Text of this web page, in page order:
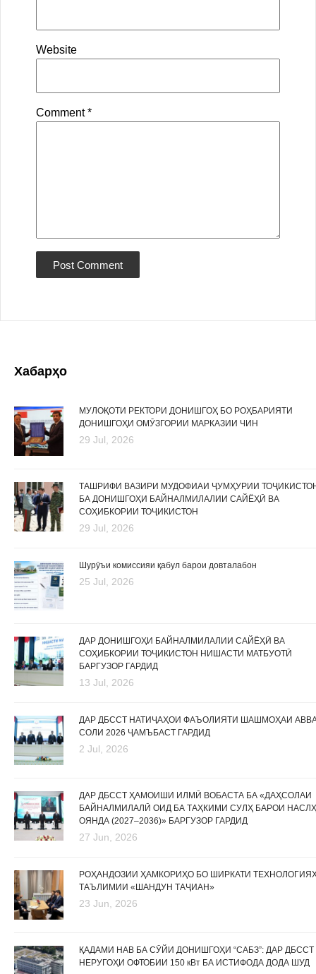
Website
Comment*
Хабарҳо
МУЛОҚОТИ РЕКТОРИ ДОНИШГОҲ БО РОҲБАРИЯТИ
ДОНИШГОҲИ ОМӮЗГОРИИ МАРКАЗИИ ЧИН
29 Jul, 2026
ТАШРИФИ ВАЗИРИ МУДОФИАИ ҶУМҲУРИИ
БА ДОНИШГОҲИ БАЙНАЛМИЛАЛИИ САЙЁҲӢ ВА
СОҲИБКОРИИ ТОҶИКИСТОН
29 Jul, 2026
Шурӯъи комиссияи қабул барои довталабон
25 Jul, 2026
ДАР ДОНИШГОҲИ БАЙНАЛМИЛАЛИИ САЙЁҲӢ ВА
СОҲИБКОРИИ ТОҶИКИСТОН НИШАСТИ МАТБУОТӢ
БАРГУЗОР ГАРДИД
13 Jul, 2026
ДАР ДБССТ НАТИҶАҲОИ ФАЪОЛИЯТИ ШАШМОҲАИ
СОЛИ 2026 ҶАМЪБАСТ ГАРДИД
2 Jul, 2026
ДАР ДБССТ ҲАМОИШИ ИЛМӢ ВОБАСТА БА «ДАҲСОЛАИ
БАЙНАЛМИЛАЛӢ ОИД БА ТАҲКИМИ СУЛҲ БАРОИ
ОЯНДА (2027–2036)» БАРГУЗОР ГАРДИД
27 Jun, 2026
РОҲАНДОЗИИ ҲАМКОРИҲО БО ШИРКАТИ
ТАЪЛИМИИ «ШАНДУН ТАҶИАН»
23 Jun, 2026
ҚАДАМИ НАВ БА СӮЙИ ДОНИШГОҲИ “САБЗ”: ДАР ДБССТ
НЕРУГОҲИ ОФТОБИИ 150 кВт БА ИСТИФОДА ДОДА ШУД